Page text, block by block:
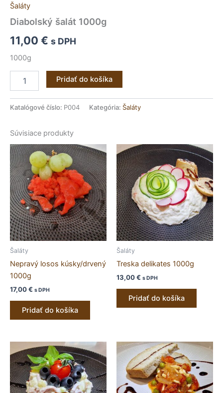
Šaláty
Diabolský šalát 1000g
11,00 € s DPH
1000g
Pridať do košíka
Katalógové číslo: P004 Kategória: Šaláty
Súvisiace produkty
Šaláty
Nepravý losos kúsky/drvený
1000g
17,00€ s DPH
Pridať do košíka
Šaláty
Treska delikates 1000g
13,00€ s DPH
Pridať do košíka